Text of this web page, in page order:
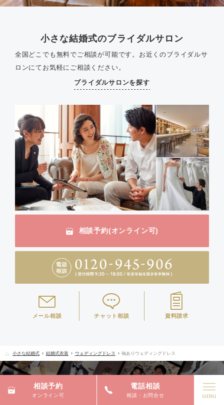
小さな結婚式のブライダルサロン
全国どこでも無料でご相談が可能です。 お近くのブライダルサ
ロンにてお気軽にご相談ください。
ブライダルサロンを探す
相談予約(オンライン可)
メール相談 チャット相談 資料請求
小さな結婚式 結婚式衣装 ウェディングドレス 袖ありウェディングドレス
相談予約
オンライン可
電話相談
相談・お問合せ